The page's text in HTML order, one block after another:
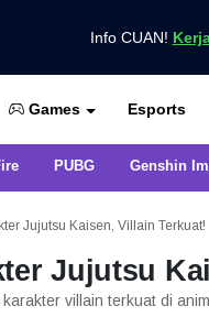
Info CUAN!
News
Berita Games Terbaru Hanya di
Games Esports
PUBG Genshin
Jujutsu Kaisen, Villain Terkuat!
Jujutsu
villain terkuat di